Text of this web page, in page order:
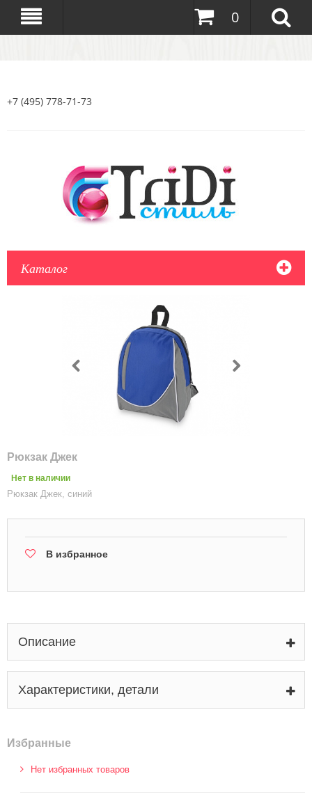
0
+7 (495) 778-71-73
Каталог
Рюкзак Джек
Нет в наличии
Рюкзак Джек, синий
В избранное
Описание
Характеристики, детали
Избранные
Нет избранных товаров